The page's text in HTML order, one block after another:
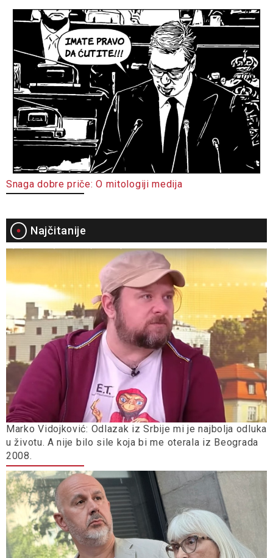
Snaga dobre priče: O mitologiji medija
Najčitanije
Marko Vidojković: Odlazak iz Srbije mi je najbolja odluka
u životu. A nije bilo sile koja bi me oterala iz Beograda
2008.